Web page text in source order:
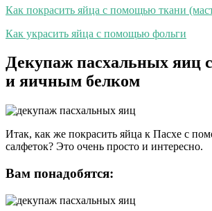
Как покрасить яйца с помощью ткани
Как украсить яйца с помощью фольги
Декупаж пасхальных яиц
и яичным белком
Итак, как же покрасить яйца к Пасхе с
салфеток? Это очень просто и интересно.
Вам понадобятся: